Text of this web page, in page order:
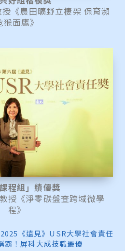
《農田曠野立棲架 保育瀕
猴面鷹》
課程組」績優獎
授《淨零碳盤查跨域微學
程》
《遠見》USR大學社會責任
霸！屏科大成技職最優